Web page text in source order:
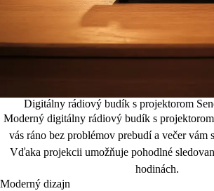
Digitálny rádiový budík s projektorom
Moderný digitálny rádiový budík s
vás ráno bez problémov prebudí a večer vám
Vďaka projekcii umožňuje pohodlné
hodinách.
Moderný dizajn